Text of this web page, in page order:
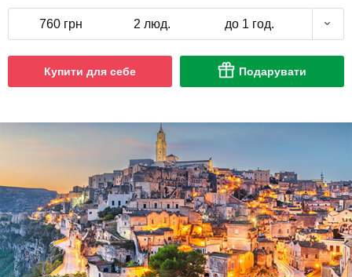
760 грн 2 люд. до 1 год.
Купити для себе Подарувати